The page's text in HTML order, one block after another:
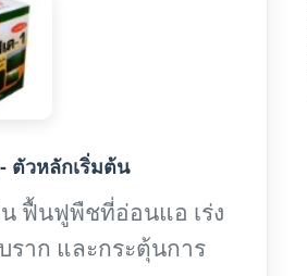
- ตัวหลักเริ่มต้น
ฟื้นฟูพืชที่อ่อนแอ เร่ง
ราก และกระตุ้นการ